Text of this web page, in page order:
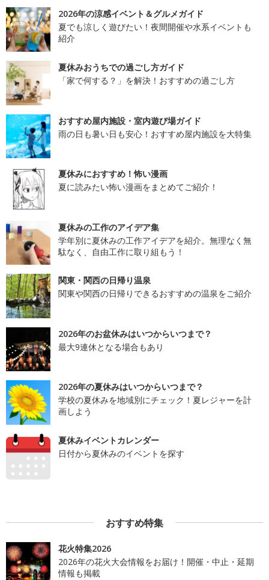
2026年の涼感イベント＆グルメガイド
夏でも涼しく遊びたい！夜間開催や水系イベントも
紹介
夏休みおうちでの過ごし方ガイド
「家で何する？」を解決！おすすめの過ごし方
おすすめ屋内施設・室内遊び場ガイド
雨の日も暑い日も安心！おすすめ屋内施設を大特集
夏休みにおすすめ！怖い漫画
夏に読みたい怖い漫画をまとめてご紹介！
夏休みの工作のアイデア集
学年別に夏休みの工作アイデアを紹介。無理なく無
駄なく、自由工作に取り組もう！
関東・関西の日帰り温泉
関東や関西の日帰りできるおすすめの温泉をご紹介
2026年のお盆休みはいつからいつまで？
最大9連休となる場合もあり
2026年の夏休みはいつからいつまで？
学校の夏休みを地域別にチェック！夏レジャーを計
画しよう
夏休みイベントカレンダー
日付から夏休みのイベントを探す
おすすめ特集
花火特集2026
2026年の花火大会情報をお届け！開催・中止・延期
情報も掲載